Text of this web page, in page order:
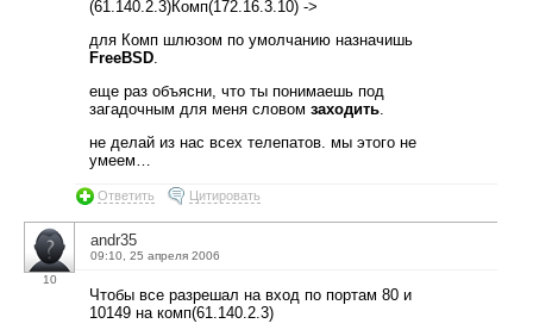
(61.140.2.3)Комп(172.16.3.10) ->
для Комп шлюзом по умолчанию назначишь
FreeBSD
еще раз объясни, что ты понимаешь под
загадочным для меня словом заходить
не делай из нас всех телепатов. мы этого не
умеем…
Ответить Цитировать
10
andr35
09:10, 25 апреля 2006
Чтобы все разрешал на вход по портам 80 и
10149 на комп(61.140.2.3)